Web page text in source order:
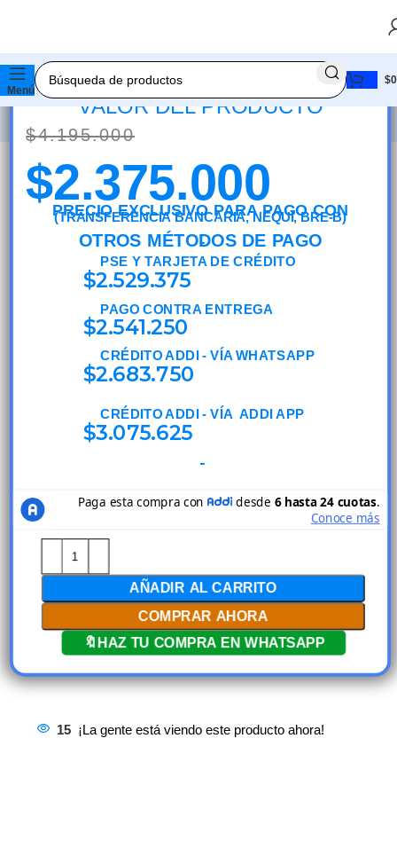
Menú
$0
💰 ★ 🚚 ENVÍO RÁPIDO📦 ★ 🔥 ¡PROMOCIÓN
BRONZE (SOLO TORRE)
VALOR DEL PRODUCTO
$4.195.000
$2.375.000
PRECIO EXCLUSIVO PARA PAGO CON
(TRANSFERENCIA BANCARIA, NEQUI, BRE-B)
OTROS MÉTODOS DE PAGO
$2.529.375
PSE Y TARJETA DE CRÉDITO
$2.541.250
PAGO CONTRA ENTREGA
$2.683.750
CRÉDITO ADDI - VÍA WHATSAPP
$3.075.625
CRÉDITO ADDI - VÍA ADDI APP
AÑADIR AL CARRITO
COMPRAR AHORA
🔖HAZ TU COMPRA EN WHATSAPP
15 ¡La gente está viendo este producto ahora!